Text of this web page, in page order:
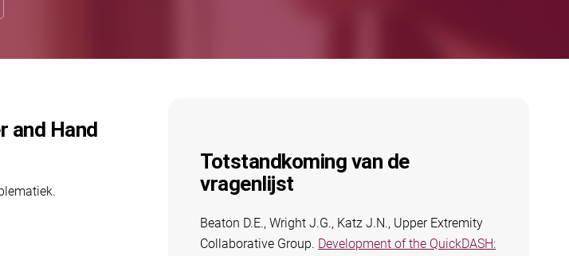
and Hand
Totstandkoming van de
vragenlijst
Beaton D.E., Wright J.G., Katz J.N., Upper Extremity
Collaborative Group. Development of the QuickDASH: